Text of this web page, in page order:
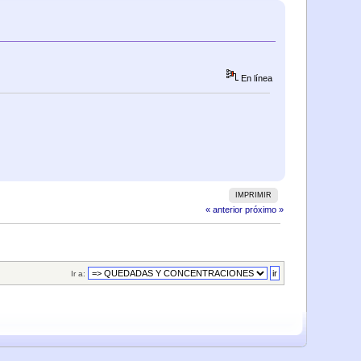
En línea
IMPRIMIR
« anterior próximo »
Ir a: